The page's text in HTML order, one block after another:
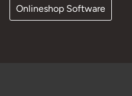
Onlineshop Software